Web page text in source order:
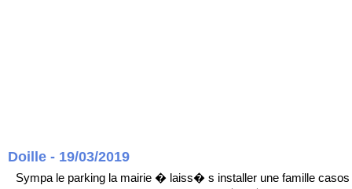
Doille - 19/03/2019
Sympa le parking la mairie � laiss� s installer une famille casos